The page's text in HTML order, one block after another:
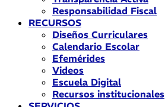
Responsabilidad Fiscal
RECURSOS
Diseños Curriculares
Calendario Escolar
Efemérides
Videos
Escuela Digital
Recursos institucionales